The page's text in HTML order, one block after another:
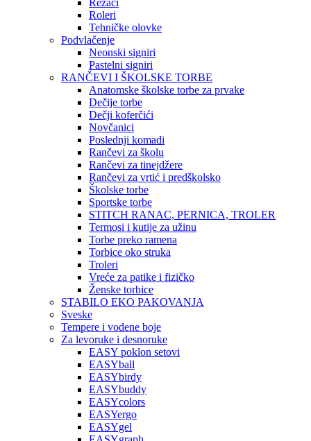
Rezači
Roleri
Tehničke olovke
Podvlačenje
Neonski signiri
Pastelni signiri
RANČEVI I ŠKOLSKE TORBE
Anatomske školske torbe za prvake
Dečije torbe
Dečji koferčići
Novčanici
Poslednji komadi
Rančevi za školu
Rančevi za tinejdžere
Rančevi za vrtić i predškolsko
Školske torbe
Sportske torbe
STITCH RANAC, PERNICA, TROLER
Termosi i kutije za užinu
Torbe preko ramena
Torbice oko struka
Troleri
Vreće za patike i fizičko
Ženske torbice
STABILO EKO PAKOVANJA
Sveske
Tempere i vodene boje
Za levoruke i desnoruke
EASY poklon setovi
EASYball
EASYbirdy
EASYbuddy
EASYcolors
EASYergo
EASYgel